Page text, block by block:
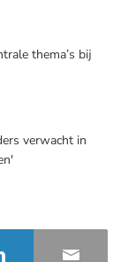
thema’s bij
verwacht in